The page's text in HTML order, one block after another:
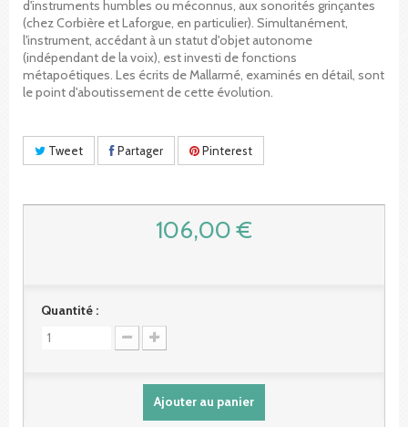
d'instruments humbles ou méconnus, aux sonorités grinçantes
(chez Corbière et Laforgue, en particulier). Simultanément,
l'instrument, accédant à un statut d'objet autonome
(indépendant de la voix), est investi de fonctions
métapoétiques. Les écrits de Mallarmé, examinés en détail, sont
le point d'aboutissement de cette évolution.
Tweet Partager Pinterest
106,00 €
Quantité :
Ajouter au panier